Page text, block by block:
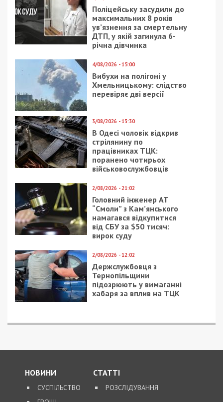
Предыдущая статья:
Деньги можно потратить до 1 мая:
ПриватБанк закрывает программу Бонус+
Следующая статья:
успехах украинской армии
СУСПІЛЬСТВО
29/11/2019 - 13:05
Премьер-министр
рассказал, когда в
Украине будут
качественные дороги
22/04/2020 - 13:45
Коронавирус в
Украине:
правительство
продлило карантин и
рассказало, как будут
причале
неопознанный объект:
трамвая выбрасывает